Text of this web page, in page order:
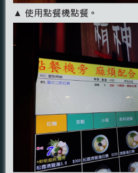
▲ 使用點餐機點餐。